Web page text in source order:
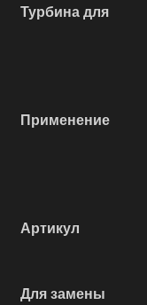
Турбина для
Применение
Артикул
Для замены